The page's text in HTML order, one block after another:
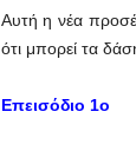
Αυτή η νέα
ότι μπορεί τα
Επεισόδιο 1ο